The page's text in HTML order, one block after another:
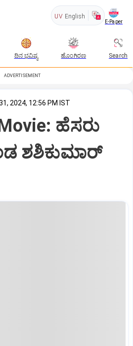
UV English
E-Paper
ದಿನ ಭವಿಷ್ಯ ಹೊಂಗಿರಣ Search
ADVERTISEMENT
2024, 12:56 PM IST
ಹೆಸರು
ಶಶಿಕುಮಾರ್‌